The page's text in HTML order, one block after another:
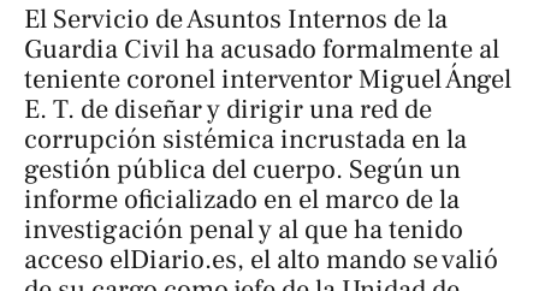
El Servicio de Asuntos Internos de la
Guardia Civil ha acusado formalmente al
teniente coronel interventor Miguel Ángel
E. T. de diseñar y dirigir una red de
corrupción sistémica incrustada en la
gestión pública del cuerpo. Según un
informe oficializado en el marco de la
investigación penal y al que ha tenido
acceso elDiario.es, el alto mando se valió